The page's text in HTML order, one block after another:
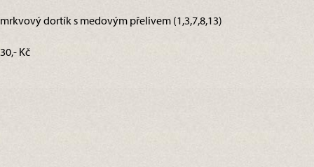
mrkvový dortík s medovým přelivem (1,3,7,8,13)
30,- Kč